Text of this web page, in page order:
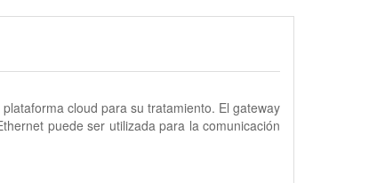
cloud para su tratamiento. El gateway
puede ser utilizada para la comunicación